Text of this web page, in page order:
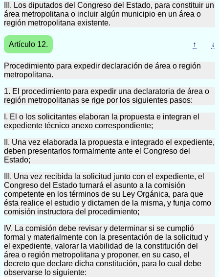
III. Los diputados del Congreso del Estado, para constituir un
área metropolitana o incluir algún municipio en un área o
región metropolitana existente.
Artículo 12. ↑ ↓
Procedimiento para expedir declaración de área o región
metropolitana.
1. El procedimiento para expedir una declaratoria de área o
región metropolitanas se rige por los siguientes pasos:
I. El o los solicitantes elaboran la propuesta e integran el
expediente técnico anexo correspondiente;
II. Una vez elaborada la propuesta e integrado el expediente,
deben presentarlos formalmente ante el Congreso del
Estado;
III. Una vez recibida la solicitud junto con el expediente, el
Congreso del Estado turnará el asunto a la comisión
competente en los términos de su Ley Orgánica, para que
ésta realice el estudio y dictamen de la misma, y funja como
comisión instructora del procedimiento;
IV. La comisión debe revisar y determinar si se cumplió
formal y materialmente con la presentación de la solicitud y
el expediente, valorar la viabilidad de la constitución del
área o región metropolitana y proponer, en su caso, el
decreto que declare dicha constitución, para lo cual debe
observarse lo siguiente: